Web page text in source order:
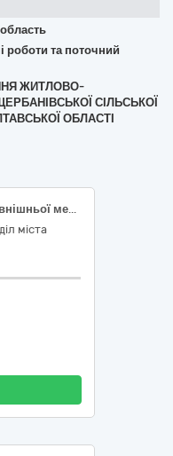
область
роботи та поточний
ЖИТЛОВО-
СІЛЬСЬКОЇ
ОБЛАСТІ
Послуги з поточного ремонту зовнішньої мережі водопостачання ***, ***м. Лубни, Полтавська обл.. ( НК 018:2023 – 2212), код ДК 021:2015 45231300-8 «Роботи з прокладання водопроводів та каналізаційних трубопроводів» Єдиного закупівельного словника
міста